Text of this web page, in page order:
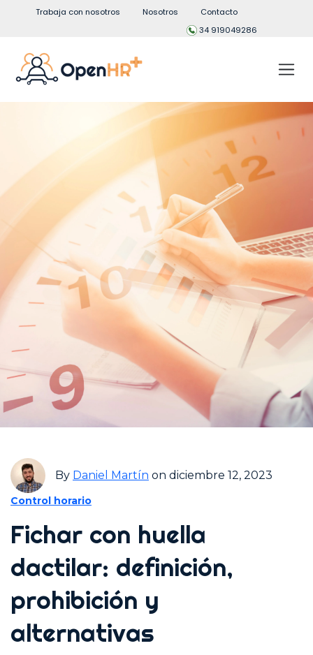
Trabaja con nosotros Nosotros
Contacto
34 919049286
By Daniel Martín on diciembre 12, 2023
Control horario
Fichar con huella
dactilar: definición,
prohibición y
alternativas